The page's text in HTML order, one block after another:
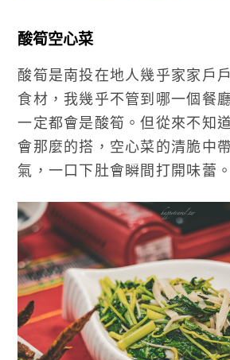
酸筍空心菜
酸筍是南投在地人幾乎家家戶
食材，我幾乎不管到哪一個餐
一定都會是酸筍。但從來不知
會那麼的搭，空心菜的清脆中
氣，一口下肚會瞬間打開味蕾。